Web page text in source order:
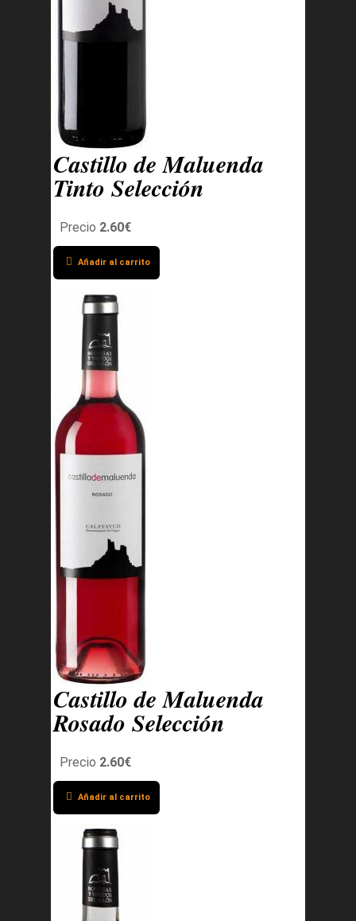
Castillo de Maluenda
Tinto Selección
Precio 2.60€
Añadir al carrito
Castillo de Maluenda
Rosado Selección
Precio 2.60€
Añadir al carrito